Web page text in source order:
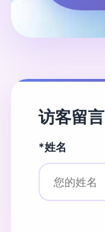
访客留言
*姓名